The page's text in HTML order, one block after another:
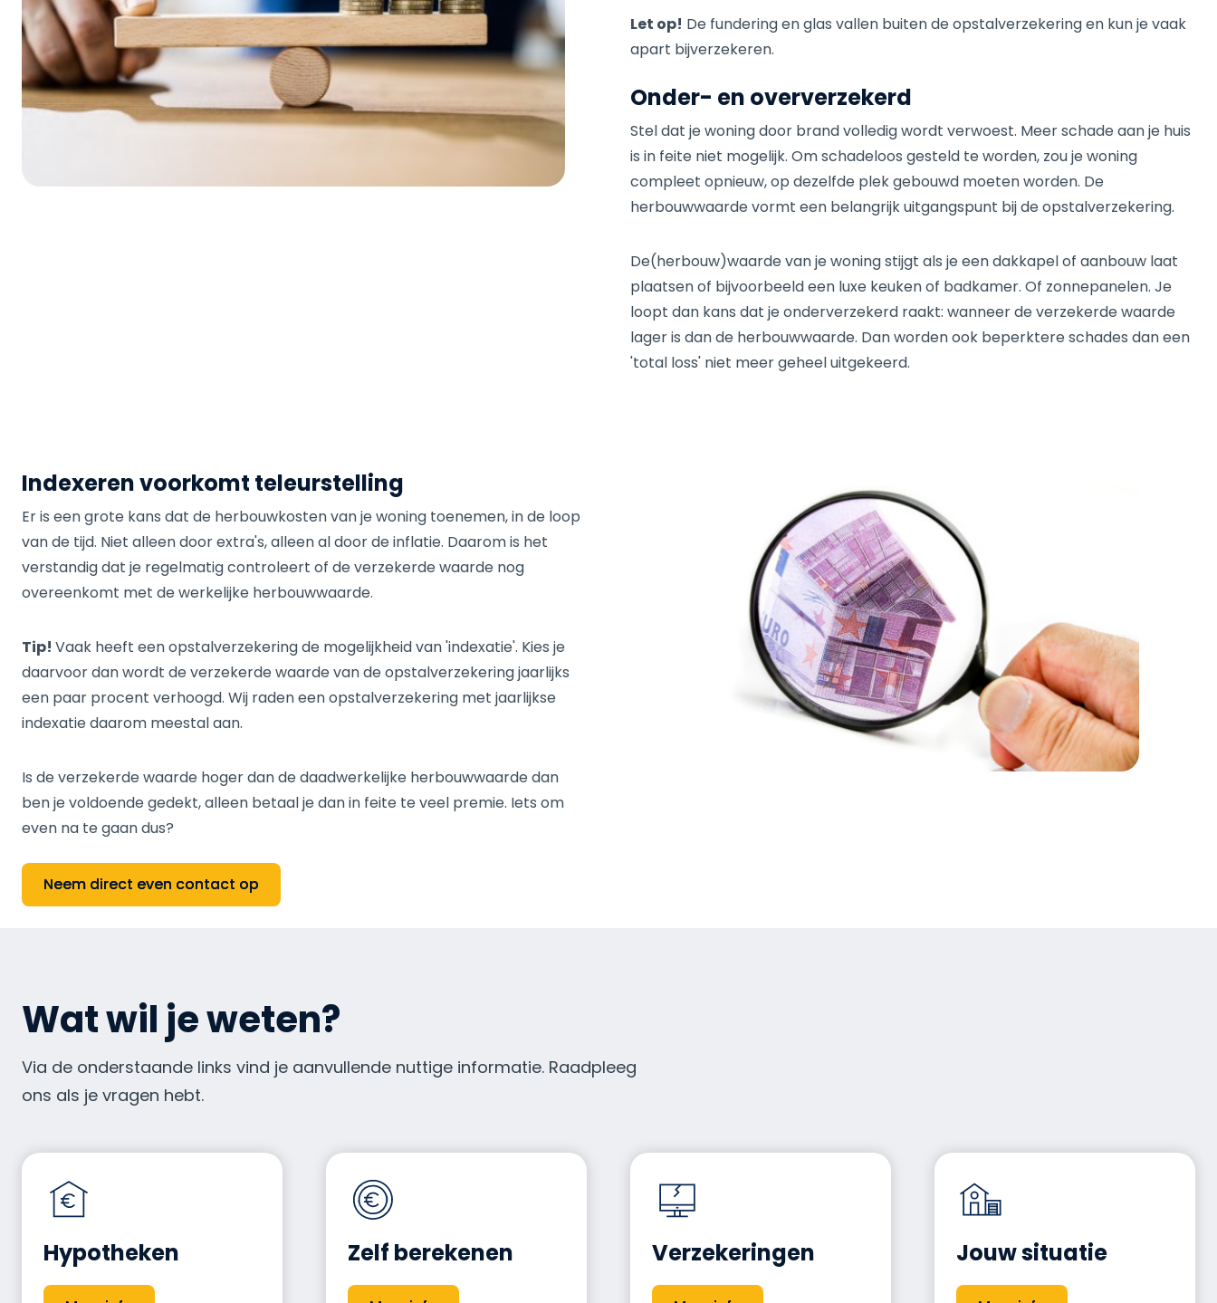
Let op! De fundering en glas vallen buiten de opstalverzekering en kun je vaak
apart bijverzekeren.
Onder- en oververzekerd
Stel dat je woning door brand volledig wordt verwoest. Meer schade aan je huis
is in feite niet mogelijk. Om schadeloos gesteld te worden, zou je woning
compleet opnieuw, op dezelfde plek gebouwd moeten worden. De
herbouwwaarde vormt een belangrijk uitgangspunt bij de opstalverzekering.
De(herbouw)waarde van je woning stijgt als je een dakkapel of aanbouw laat
plaatsen of bijvoorbeeld een luxe keuken of badkamer. Of zonnepanelen. Je
loopt dan kans dat je onderverzekerd raakt: wanneer de verzekerde waarde
lager is dan de herbouwwaarde. Dan worden ook beperktere schades dan een
'total loss' niet meer geheel uitgekeerd.
Indexeren voorkomt teleurstelling
Er is een grote kans dat de herbouwkosten van je woning toenemen, in de loop
van de tijd. Niet alleen door extra's, alleen al door de inflatie. Daarom is het
verstandig dat je regelmatig controleert of de verzekerde waarde nog
overeenkomt met de werkelijke herbouwwaarde.
Tip! Vaak heeft een opstalverzekering de mogelijkheid van 'indexatie'. Kies je
daarvoor dan wordt de verzekerde waarde van de opstalverzekering jaarlijks
een paar procent verhoogd. Wij raden een opstalverzekering met jaarlijkse
indexatie daarom meestal aan.
Is de verzekerde waarde hoger dan de daadwerkelijke herbouwwaarde dan
ben je voldoende gedekt, alleen betaal je dan in feite te veel premie. Iets om
even na te gaan dus?
Neem direct even contact op
Wat wil je weten?
Via de onderstaande links vind je aanvullende nuttige informatie. Raadpleeg
ons als je vragen hebt.
Hypotheken Zelf berekenen Verzekeringen Jouw situatie